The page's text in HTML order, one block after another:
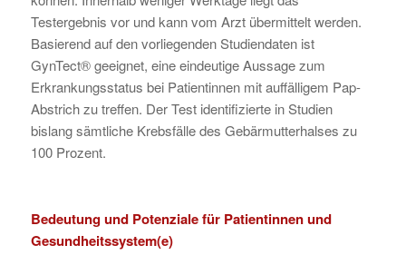
Testergebnis vor und kann vom Arzt übermittelt werden.
Basierend auf den vorliegenden Studiendaten ist
GynTect® geeignet, eine eindeutige Aussage zum
Erkrankungsstatus bei Patientinnen mit auffälligem Pap-
Abstrich zu treffen. Der Test identifizierte in Studien
bislang sämtliche Krebsfälle des Gebärmutterhalses zu
100 Prozent.
Bedeutung und Potenziale für Patientinnen und
Gesundheitssystem(e)